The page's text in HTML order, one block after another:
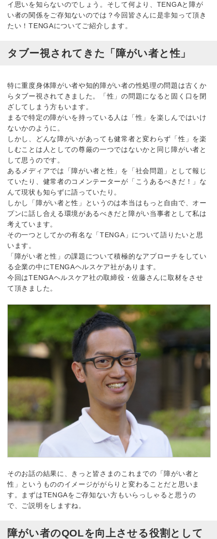
イ思いを知らないのでしょう。そして何より、TENGAと障が
い者の関係をご存知ないのでは？今回皆さんに是非知って頂き
たい！TENGAについてご紹介します。
タブー視されてきた「障がい者と性」
特に重度身体障がい者や知的障がい者の性処理の問題は古くか
らタブー視されてきました。「性」の問題になると固く口を閉
ざしてしまう方もいます。
まるで特定の障がいを持っている人は「性」を楽しんではいけ
ないかのように。
しかし、どんな障がいがあっても健常者と変わらず「性」を楽
しむことは人としての尊厳の一つではないかと同じ障がい者と
して思うのです。
あるメディアでは「障がい者と性」を「社会問題」として報じ
ていたり、健常者のコメンテーターが「こうあるべきだ！」な
んて現状も知らずに語っていたり。
しかし「障がい者と性」というのは本当はもっと自由で、オー
プンに話し合える環境があるべきだと障がい当事者として私は
考えています。
その一つとしてかの有名な「TENGA」について語りたいと思
います。
「障がい者と性」の課題について積極的なアプローチをしてい
る企業の中にTENGAヘルスケア社があります。
今回はTENGAヘルスケア社の取締役・佐藤さんに取材をさせ
て頂きました。
そのお話の結果に、きっと皆さまのこれまでの「障がい者と
性」というもののイメージががらりと変わることだと思いま
す。まずはTENGAをご存知ない方もいらっしゃると思うの
で、ご説明をしますね。
障がい者のQOLを向上させる役割として